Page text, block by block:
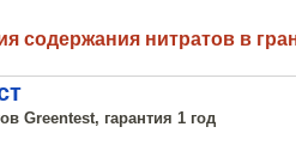
содержания нитратов в
Greentest, гарантия 1 год